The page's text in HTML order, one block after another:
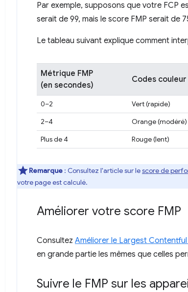
Par exemple, supposons que votre FCP
serait de 99, mais le score FMP serait de
Le tableau suivant explique comment
Métrique FMP
(en secondes)
Codes couleur
0–2 Vert (rapide)
2–4
Orange (modéré)
Plus de 4
Rouge (lent)
Remarque : Consultez l'article sur lescore de
votre page est calculé.
Améliorer votre score FMP
Consultez Améliorer le Largest
en grande partie les mêmes que celles
Suivre le FMP sur les